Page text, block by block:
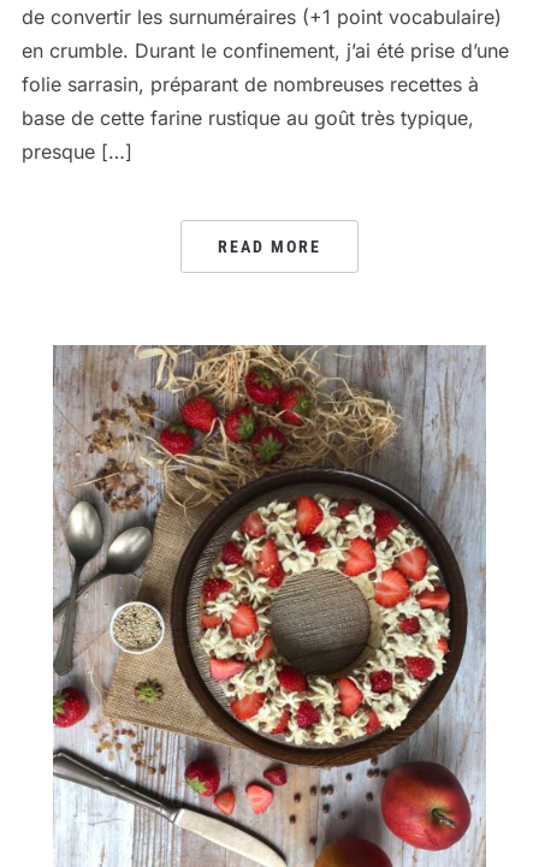
de convertir les surnuméraires (+1 point vocabulaire)
en crumble. Durant le confinement, j’ai été prise d’une
folie sarrasin, préparant de nombreuses recettes à
base de cette farine rustique au goût très typique,
presque […]
READ MORE